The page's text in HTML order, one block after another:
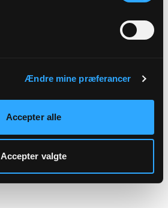
Ændre mine præferancer
Accepter alle
Accepter valgte